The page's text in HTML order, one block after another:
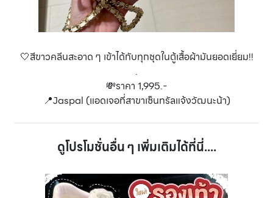
🤍สีขาวคลีนสะอาด ๆ เข้าได้กับทุกชุดในตู้เสื้อผ้ามันยอดเยี่ยม!!
.
💸ราคา 1,995.-
📍Jaspal (แอดเจอที่สาขาเซ็นทรัลแจ้งวัฒนะน้า)
ดูโปรโมชั่นอื่น ๆ เพิ่มเติมได้ที่นี่....